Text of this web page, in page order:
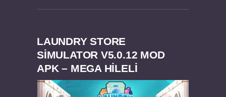
LAUNDRY STORE
SIMULATOR V5.0.12 MOD
APK – MEGA HİLELİ